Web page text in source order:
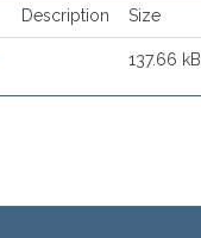
Description Size
137.66 kB